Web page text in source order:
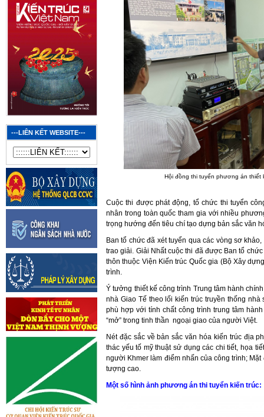
---LIÊN KẾT WEBSITE---
Hội đồng thi tuyển phương án thiết
Cuộc thi được phát động, tổ chức thi tuyển
nhân trong toàn quốc tham gia với nhiều
trọng hướng đến tiêu chí tạo dựng bản sắc văn
Ban tổ chức đã xét tuyển qua các vòng sơ
trao giải. Giải Nhất cuộc thi đã được Ban tổ
thôn thuộc Viện Kiến trúc Quốc gia (Bộ Xây
trình.
Ý tưởng thiết kế công trình Trung tâm hành
nhà Giao Tế theo lối kiến trúc truyền thống
phù hợp với tính chất công trình trung tâm
“mở” trong tinh thần ngoại giao của người Việt.
Nét đặc sắc về bản sắc văn hóa kiến trúc địa
thác yếu tố mỹ thuật sử dụng các chi tiết, họa
người Khmer làm điểm nhấn của công trình;
tượng cao.
Một số hình ảnh phương án thi tuyển kiến trúc: